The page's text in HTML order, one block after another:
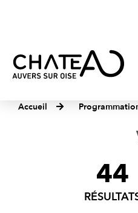
Accueil
FILTRER
44